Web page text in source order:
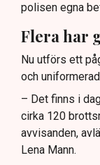
polisen egna
Flera har
Nu utförs ett
och
– Det finns i
cirka 120
avvisanden,
Lena Mann.